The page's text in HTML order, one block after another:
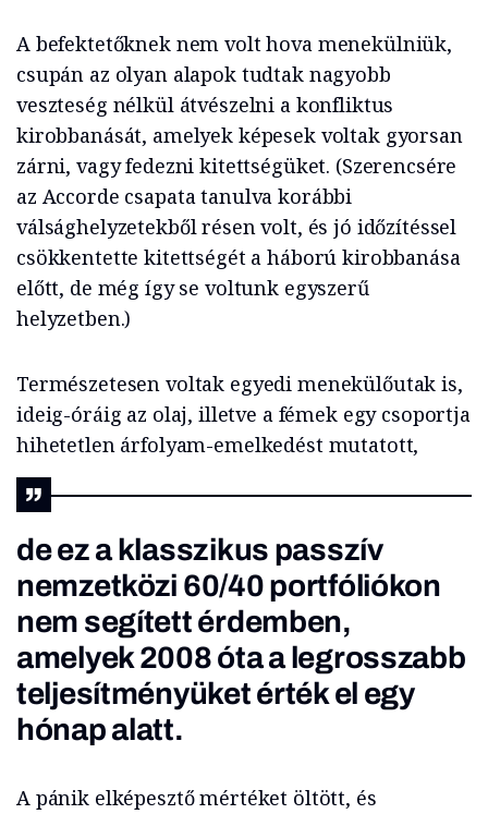
A befektetőknek nem volt hova menekülniük,
csupán az olyan alapok tudtak nagyobb
veszteség nélkül átvészelni a konfliktus
kirobbanását, amelyek képesek voltak gyorsan
zárni, vagy fedezni kitettségüket. (Szerencsére
az Accorde csapata tanulva korábbi
válsághelyzetekből résen volt, és jó időzítéssel
csökkentette kitettségét a háború kirobbanása
előtt, de még így se voltunk egyszerű
helyzetben.)
Természetesen voltak egyedi menekülőutak is,
ideig-óráig az olaj, illetve a fémek egy csoportja
hihetetlen árfolyam-emelkedést mutatott,
de ez a klasszikus passzív
nemzetközi 60/40 portfóliókon
nem segített érdemben,
amelyek 2008 óta a legrosszabb
teljesítményüket érték el egy
hónap alatt.
A pánik elképesztő mértéket öltött, és